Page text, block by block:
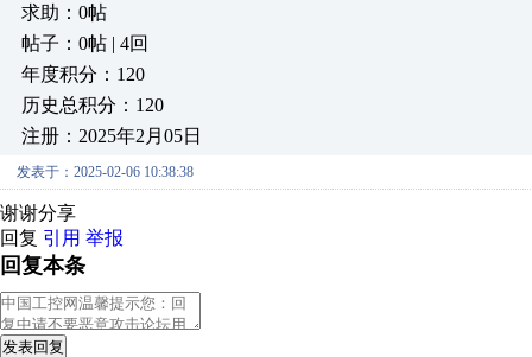
求助：0帖
帖子：0帖 | 4回
年度积分：120
历史总积分：120
注册：2025年2月05日
发表于：2025-02-06 10:38:38
谢谢分享
回复 引用 举报
回复本条
发表回复